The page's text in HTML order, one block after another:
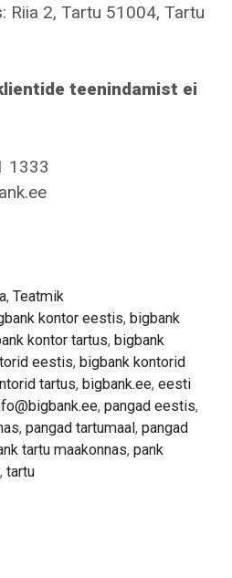
Riia 2, Tartu 51004, Tartu
teenindamist ei
1333
, Teatmik
kontor eestis, bigbank
kontor tartus, bigbank
eestis, bigbank kontorid
tartus, bigbank.ee, eesti
, pangad eestis,
, pangad tartumaal , pangad
tartu maakonnas, pank
, tartu